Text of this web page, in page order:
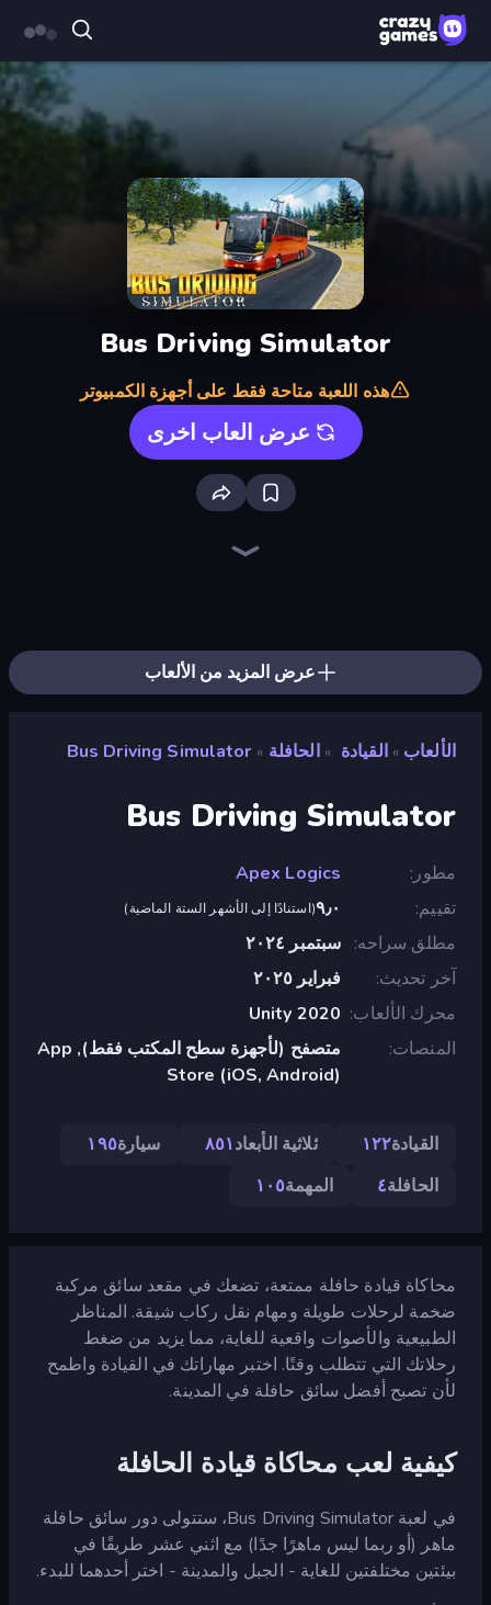
Bus Driving Simulator
هذه اللعبة متاحة فقط على أجهزة الكمبيوتر
عرض العاب اخرى
عرض المزيد من الألعاب
الألعاب » القيادة » الحافلة »
Bus Driving Simulator
Bus Driving Simulator
مطور
Apex Logics
تقييم
٩٫٠(استنادًا إلى الأشهر الستة الماضية)
مطلق سراحه
سبتمبر ٢٠٢٤
آخر تحديث
فبراير ٢٠٢٥
محرك الألعاب Unity 2020
المنصات
متصفح (لأجهزة سطح المكتب فقط), App
Store (iOS, Android)
القيادة١٢٢ ثلاثية الأبعاد٨٥١ سيارة١٩٥
الحافلة٤ المهمة١٠٥
محاكاة قيادة حافلة ممتعة، تضعك في مقعد سائق مركبة
ضخمة لرحلات طويلة ومهام نقل ركاب شيقة. المناظر
الطبيعية والأصوات واقعية للغاية، مما يزيد من ضغط
رحلاتك التي تتطلب وقتًا. اختبر مهاراتك في القيادة واطمح
لأن تصبح أفضل سائق حافلة في المدينة.
كيفية لعب محاكاة قيادة الحافلة
في لعبة Bus Driving Simulator، ستتولى دور سائق حافلة
ماهر (أو ربما ليس ماهرًا جدًا) مع اثني عشر طريقًا في
بيئتين مختلفتين للغاية - الجبل والمدينة - اختر أحدهما للبدء.